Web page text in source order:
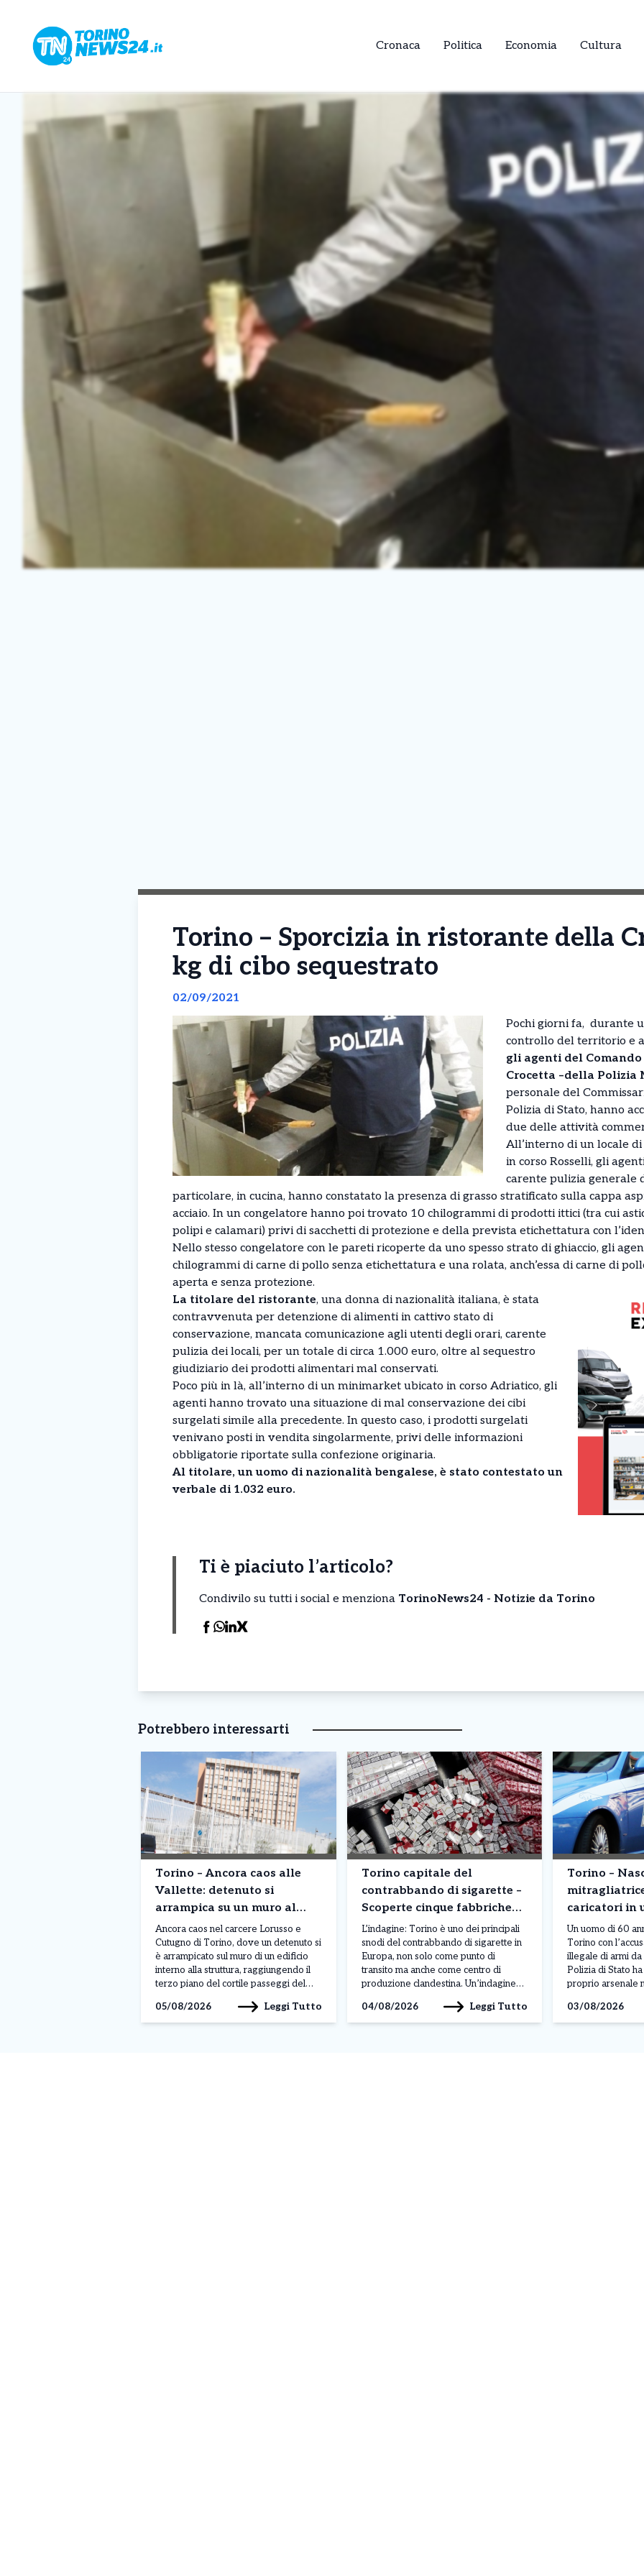
Cronaca Politica Economia Cultura
Torino – Sporcizia in ristorante della
kg di cibo sequestrato
02/09/2021
Pochi giorni fa, durante
controllo del territorio e
gli agenti del
Crocetta –della Polizia
personale del
Polizia di Stato, hanno
due delle attività
All’interno di un locale
in corso Rosselli, gli
carente pulizia generale
particolare, in cucina, hanno constatato la presenza di grasso stratificato sulla cappa
acciaio. In un congelatore hanno poi trovato 10 chilogrammi di prodotti ittici (tra cui
polipi e calamari) privi di sacchetti di protezione e della prevista etichettatura con
Nello stesso congelatore con le pareti ricoperte da uno spesso strato di ghiaccio, gli
chilogrammi di carne di pollo senza etichettatura e una rolata, anch’essa di carne di
aperta e senza protezione.
La titolare del ristorante, una donna di nazionalità italiana, è stata
contravvenuta per detenzione di alimenti in cattivo stato di
conservazione, mancata comunicazione agli utenti degli orari, carente
pulizia dei locali, per un totale di circa 1.000 euro, oltre al sequestro
giudiziario dei prodotti alimentari mal conservati.
Poco più in là, all’interno di un minimarket ubicato in corso Adriatico, gli
agenti hanno trovato una situazione di mal conservazione dei cibi
surgelati simile alla precedente. In questo caso, i prodotti surgelati
venivano posti in vendita singolarmente, privi delle informazioni
obbligatorie riportate sulla confezione originaria.
Al titolare, un uomo di nazionalità bengalese, è stato contestato un
verbale di 1.032 euro.
Ti è piaciuto l’articolo?
Condivilo su tutti i social e menziona TorinoNews24 - Notizie da Torino
Potrebbero interessarti
Torino – Ancora caos alle
Vallette: detenuto si
arrampica su un muro al
terzo piano. Situazione fuori
controllo
Ancora caos nel carcere Lorusso e
Cutugno di Torino, dove un detenuto si
è arrampicato sul muro di un edificio
interno alla struttura, raggiungendo il
terzo piano del cortile passeggi del
mattinata di lunedì 3 agosto, sarebbe
legato a una protesta, anche se al
05/08/2026 Leggi Tutto
Torino capitale del
contrabbando di sigarette –
Scoperte cinque fabbriche
clandestine: milioni di
pacchetti prodotti
L’indagine: Torino è uno dei principali
snodi del contrabbando di sigarette in
Europa, non solo come punto di
transito ma anche come centro di
produzione clandestina. Un’indagine
Finanza ha portato alla scoperta di
cinque fabbriche illegali e due depositi
04/08/2026 Leggi Tutto
Torino –
caricatori in
corso
Un uomo di 60
Torino con
illegale di armi
Polizia di Stato
proprio arsenale
Moncalieri.
nell’ambito di
03/08/2026